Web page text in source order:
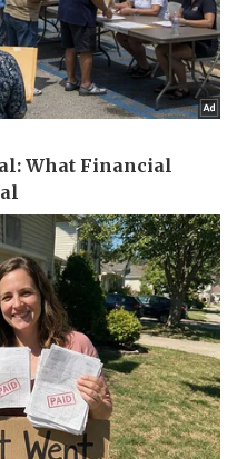
Ô tô - Xe máy
Ô tô
Tư vấn